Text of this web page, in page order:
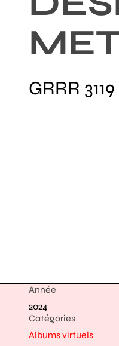
GRRR
Catégories
Albums virtuels
Année
2024